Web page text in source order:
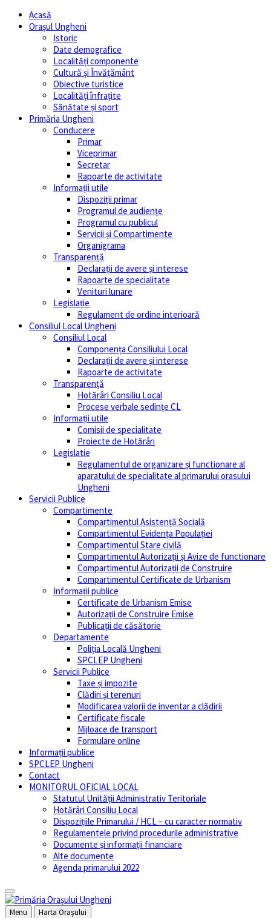
Acasă
Orașul Ungheni
Istoric
Date demografice
Localități componente
Cultură și Învăţământ
Obiective turistice
Localități înfrațite
Sănătate și sport
Primăria Ungheni
Conducere
Primar
Viceprimar
Secretar
Rapoarte de activitate
Informații utile
Dispoziții primar
Programul de audiențe
Programul cu publicul
Servicii și Compartimente
Organigrama
Transparență
Declarații de avere și interese
Rapoarte de specialitate
Venituri lunare
Legislație
Regulament de ordine interioară
Consiliul Local Ungheni
Consiliul Local
Componența Consiliului Local
Declarații de avere și interese
Rapoarte de activitate
Transparență
Hotărâri Consiliu Local
Procese verbale sedințe CL
Informații utile
Comisii de specialitate
Proiecte de Hotărâri
Legislatie
Regulamentul de organizare și functionare al
aparatului de specialitate al primarului orasului
Ungheni
Servicii Publice
Compartimente
Compartimentul Asistență Socială
Compartimentul Evidența Populației
Compartimentul Stare civilă
Compartimentul Autorizații și Avize de functionare
Compartimentul Autorizații de Construire
Compartimentul Certificate de Urbanism
Informații publice
Certificate de Urbanism Emise
Autorizații de Construire Emise
Publicații de căsătorie
Departamente
Poliția Locală Ungheni
SPCLEP Ungheni
Servicii Publice
Taxe și impozite
Clădiri și terenuri
Modificarea valorii de inventar a clădirii
Certificate fiscale
Mijloace de transport
Formulare online
Informații publice
SPCLEP Ungheni
Contact
MONITORUL OFICIAL LOCAL
Statutul Unităţii Administrativ Teritoriale
Hotărâri Consiliu Local
Dispozițiile Primarului / HCL – cu caracter normativ
Regulamentele privind procedurile administrative
Documente și informații financiare
Alte documente
Agenda primarului 2022
Menu
Harta Orașului